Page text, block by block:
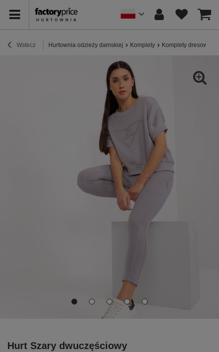
Wstecz Hurtownia odzieży damskiej Komplety Komplety dresowe
Hurt Szary dwuczęściowy